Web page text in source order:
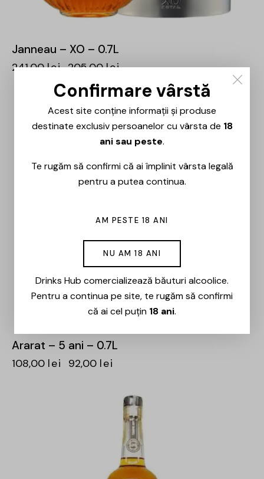
Janneau – XO – 0.7L
241,00lei 205,00lei
Ararat – 5 ani – 0.7L
108,00 lei 92,00 lei
Confirmare vârstă
Acest site conține informații și produse
destinate exclusiv persoanelor cu vârsta de 18
ani sau peste.
Te rugăm să confirmi că ai împlinit vârsta legală
pentru a putea continua.
AM PESTE 18 ANI
NU AM 18 ANI
Drinks Hub comercializează băuturi alcoolice.
Pentru a continua pe site, te rugăm să confirmi
că ai cel puțin 18 ani.